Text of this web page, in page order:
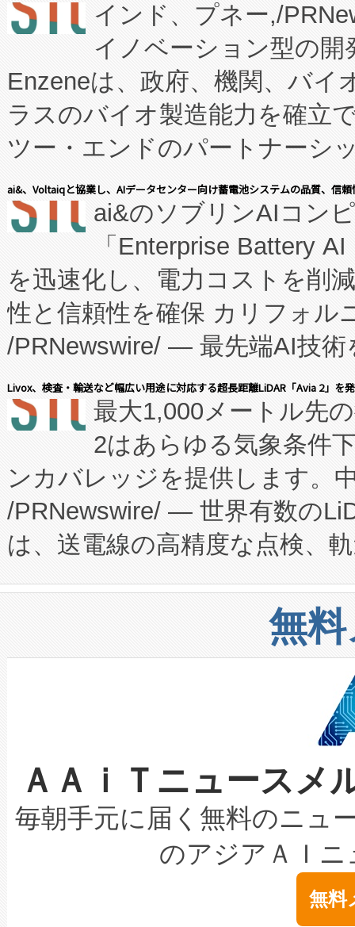
インド、プネー,/
イノベーション型の
Enzeneは、政府、機関、バイ
ラスのバイオ製造能力を確立
ツー・エンドのパートナーシ
表しました。 同社の実績ある
manufacturing™ (FCCM™) プ
たNeXは、バイオ医薬品製造
従来のフェッドバッチ施設の
に、患者やサプライチェーン
キー方式で拡張性が高く、持
す。FCCM‑を活用した現地生
患者にとっての費用負担を大
のアクセスを大幅に拡大する
Fully-Connected Continuous
プログラムには、施設設計・
に関する技術移転および知的
構造化トレーニングカリキュ
上げおよび商用化段階におけ
設備整備および立ち上げ調整
加組織は、Enzeneのバイオ
選定された製品について、自
取得できる可能性もあります
設には、3億～4億ドルかか
最高経営責任者（CEO）であ
す。「当社のfully-connected
ームを利用すれば、6,000万
きます。この効率性は、フェ
ai&、Voltaiqと協業し、AIデータセンター向け蓄電池システムの品質、信
ai&のソブリンAIコン
「Enterprise Battery
を迅速化し、電力コストを削
性と信頼性を確保 カリフォル
/PRNewswire/ — 最先端AI技術
会社エーアイ・アンド：本社
President原信平）と、エンタ
ードするVoltaiqは、日本にあ
ーエネルギー貯蔵システム（
た。 Voltaiq独自のAI搭載プラ
定、統合、導入、運用に至る
安全性を追跡し、確保する事
増加しているデータセンター
る電力網に大きな負担をかけ
事業者の負担軽減という課題
系統連系を迅速にし、ピーク
限を超えて利用可能な電力容
持できるよう貢献します。こ
ービスレベル契約（SLA）違
テリー性能の劣化によるダウ
念は、現在データセンターが
ます。 Voltaiq provides a
Livox、検査・輸送など幅広い用途に対応する超長距離LiDAR「Avia 2」を
最大1,000メートル先
2はあらゆる気象条件
ンカバレッジを提供します。
/PRNewswire/ — 世界有数の
は、送電線の高精度な点検、
や穀物倉庫におけるバルク材
リューション「Avia 2」を発
したAvia 2は、1,000メート
狭視野のFOVを切り替えるこ
ケーブル、枝などの細かな対
なレーザースポットにより、
な環境下でも豊かなディテー
キロメートル範囲を検出
LiDAR for Inspections,
は1535 nmレーザーを搭載。
イズの小径化を実現すること
無
ＡＡｉＴニュース
毎朝手元に届く無料のニュ
のアジアＡＩ
無料